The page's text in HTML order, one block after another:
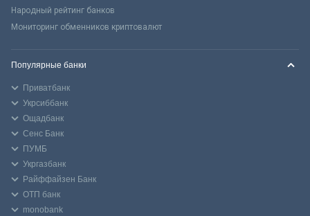
Народный рейтинг банков
Мониторинг обменников криптовалют
Популярные банки
Приватбанк
Укрсиббанк
Ощадбанк
Сенс Банк
ПУМБ
Укргазбанк
Райффайзен Банк
ОТП банк
monobank